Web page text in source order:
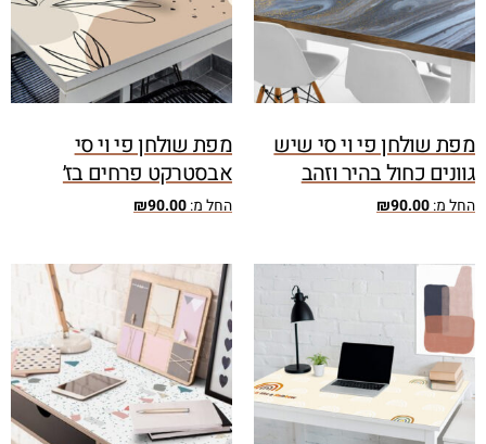
מפת שולחן פי וי סי שיש
גוונים כחול בהיר וזהב
החל מ: ₪90.00
מפת שולחן פי וי סי
אבסטרקט פרחים בז׳
החל מ: ₪90.00